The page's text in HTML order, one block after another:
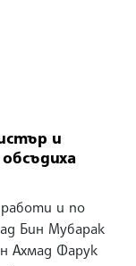
и
и по
Бин Мубарак
Ахмад Фарук